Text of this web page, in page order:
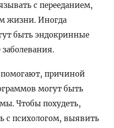
с перееданием,
жизни. Иногда
быть эндокринные
причиной
могут быть
Чтобы похудеть,
с психологом, выявить